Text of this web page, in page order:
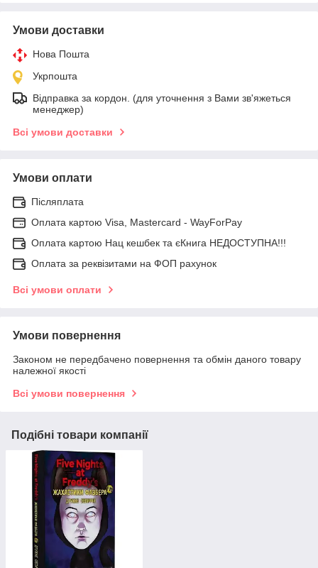
Умови доставки
Нова Пошта
Укрпошта
Відправка за кордон. (для уточнення з Вами зв'яжеться
менеджер)
Всі умови доставки
Умови оплати
Післяплата
Оплата картою Visa, Mastercard - WayForPay
Оплата картою Нац кешбек та єКнига НЕДОСТУПНА!!!
Оплата за реквізитами на ФОП рахунок
Всі умови оплати
Умови повернення
Законом не передбачено повернення та обмін даного товару
належної якості
Всі умови повернення
Подібні товари компанії